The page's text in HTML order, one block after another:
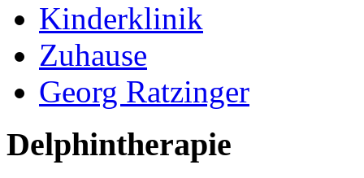
Kinderklinik
Zuhause
Georg Ratzinger
Delphintherapie